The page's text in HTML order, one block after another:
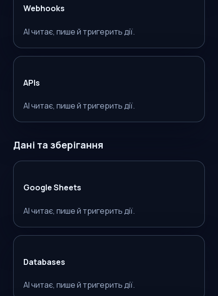
Webhooks
AI читає, пише й тригерить дії.
APIs
AI читає, пише й тригерить дії.
Дані та зберігання
Google Sheets
AI читає, пише й тригерить дії.
Databases
AI читає, пише й тригерить дії.